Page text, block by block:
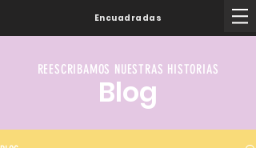
Encuadradas
REESCRIBAMOS NUESTRAS HISTORIAS
Blog